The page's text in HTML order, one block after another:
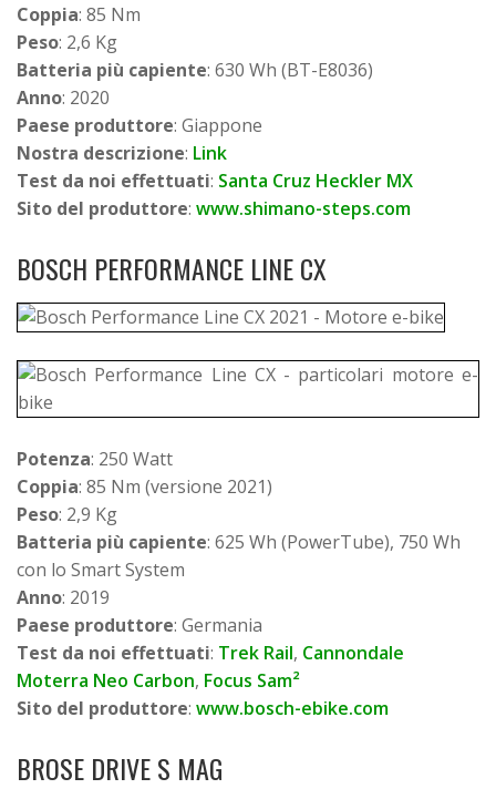
Coppia: 85 Nm
Peso: 2,6 Kg
Batteria più capiente: 630 Wh (BT-E8036)
Anno: 2020
Paese produttore: Giappone
Nostra descrizione: Link
Test da noi effettuati: Santa Cruz Heckler MX
Sito del produttore: www.shimano-steps.com
BOSCH PERFORMANCE LINE CX
Potenza: 250 Watt
Coppia: 85 Nm (versione 2021)
Peso: 2,9 Kg
Batteria più capiente: 625 Wh (PowerTube), 750 Wh
con lo Smart System
Anno: 2019
Paese produttore: Germania
Test da noi effettuati: Trek Rail, Cannondale
Moterra Neo Carbon, Focus Sam²
Sito del produttore: www.bosch-ebike.com
BROSE DRIVE S MAG